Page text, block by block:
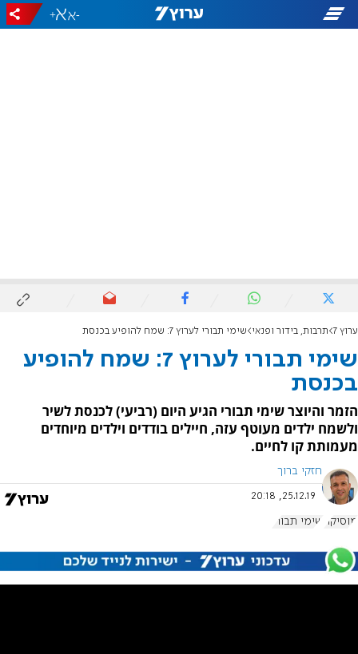
-
+
ערוץ 7 תרבות, בידור ופנאי שימי תבורי לערוץ 7: שמח להופיע בכנסת
שימי תבורי לערוץ 7: שמח להופיע
בכנסת
הזמר והיוצר שימי תבורי הגיע היום (רביעי) לכנסת לשיר
ולשמח ילדים מעוטף עזה, חיילים בודדים וילדים מיוחדים
מעמותת קו לחיים.
חזקי ברוך
25.12.19, 20:18
מוסיקה שימי תבורי